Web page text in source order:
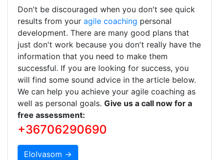
Don't be discouraged when you don't see quick
results from your agile coaching personal
development. There are many good plans that
just don't work because you don't really have the
information that you need to make them
successful. If you are looking for success, you
will find some sound advice in the article below.
We can help you achieve your agile coaching as
well as personal goals. Give us a call now for a
free assessment:
+36706290690
Elolvasom →